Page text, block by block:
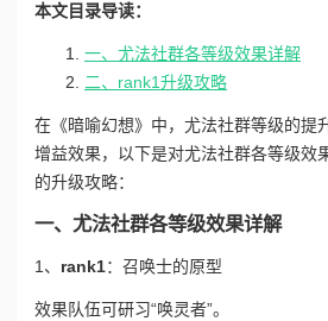
本文目录导读：
一、尤法社群各等级效果详解
二、rank1升级攻略
在《暗喻幻想》中，尤法社群等级的提
增益效果，以下是对尤法社群各等级效
的升级攻略：
一、尤法社群各等级效果详解
1、 rank1：召唤士的原型
效果队伍可研习“唤灵者”。